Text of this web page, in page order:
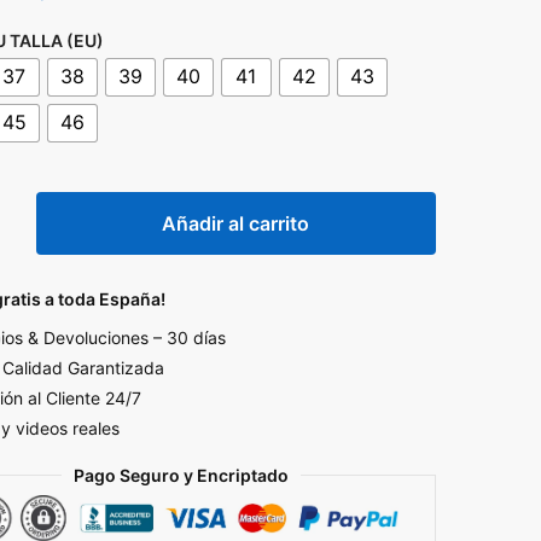
original
era:
119,99€.
actual
es:
TALLA (EU)
37 38 39 40 41 42
43
45 46
Añadir al carrito
a toda España!
& Devoluciones – 30 días
Garantizada
al Cliente 24/7
videos reales
Pago Seguro y Encriptado